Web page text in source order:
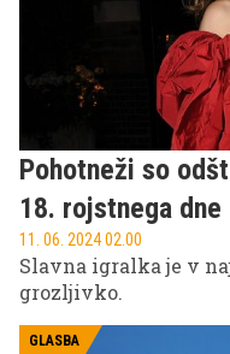
Pohotneži so
18. rojstnega dne
11. 06. 2024 02.00
Slavna igralka je v
grozljivko.
GLASBA